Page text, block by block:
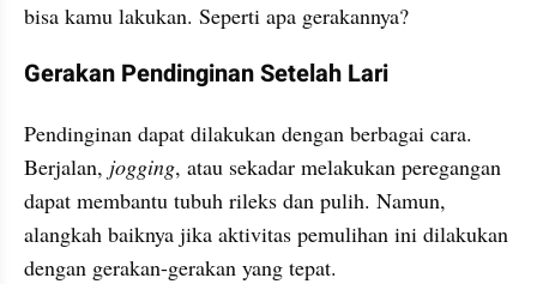
bisa kamu lakukan. Seperti apa gerakannya?
Gerakan Pendinginan Setelah Lari
Pendinginan dapat dilakukan dengan berbagai cara.
Berjalan, jogging, atau sekadar melakukan peregangan
dapat membantu tubuh rileks dan pulih. Namun,
alangkah baiknya jika aktivitas pemulihan ini dilakukan
dengan gerakan-gerakan yang tepat.